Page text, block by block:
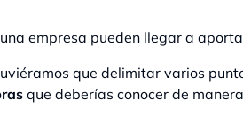
empresa pueden llegar a
que delimitar varios
que deberías conocer de